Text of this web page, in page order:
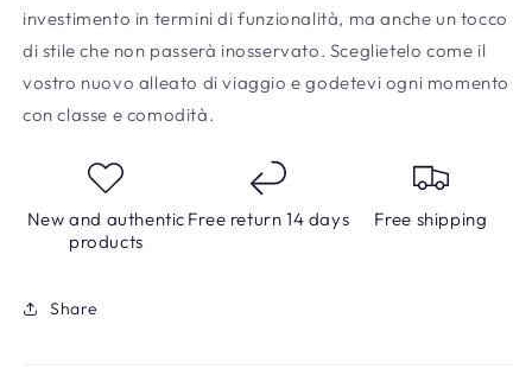
investimento in termini di funzionalità, ma anche un tocco
di stile che non passerà inosservato. Sceglietelo come il
vostro nuovo alleato di viaggio e godetevi ogni momento
con classe e comodità.
New and authentic
products
Free return 14 days Free shipping
Share